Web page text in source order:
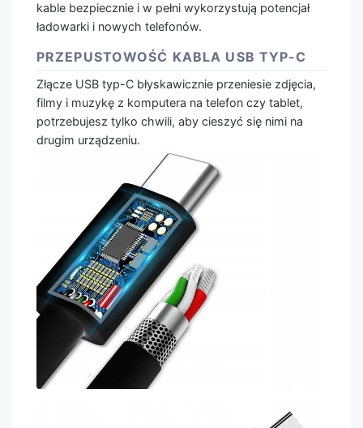
kable bezpiecznie i w pełni wykorzystują potencjał
ładowarki i nowych telefonów.
PRZEPUSTOWOŚĆ KABLA USB TYP-C
Złącze USB typ-C błyskawicznie przeniesie zdjęcia,
filmy i muzykę z komputera na telefon czy tablet,
potrzebujesz tylko chwili, aby cieszyć się nimi na
drugim urządzeniu.